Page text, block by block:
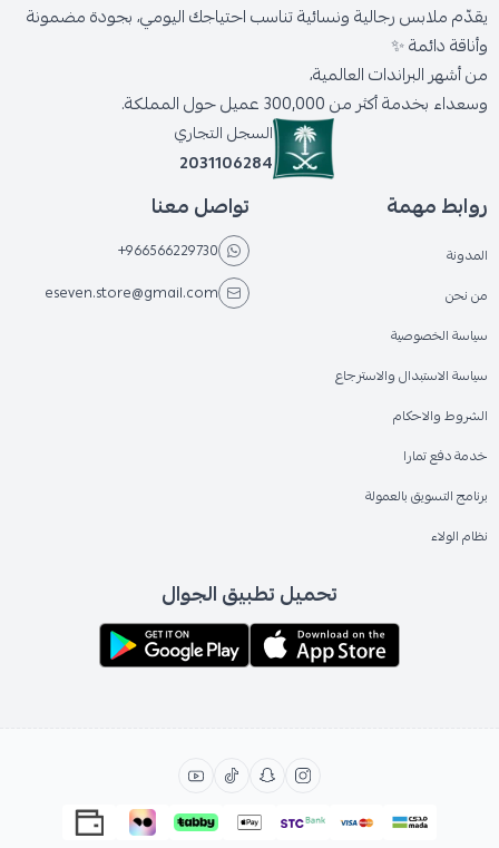
يقدّم ملابس رجالية ونسائية تناسب احتياجك اليومي، بجودة مضمونة
وأناقة دائمة ✨
من أشهر البراندات العالمية،
وسعداء بخدمة أكثر من 300,000 عميل حول المملكة.
السجل التجاري
2031106284
روابط مهمة
المدونة
من نحن
سياسة الخصوصية
سياسة الاستبدال والاسترجاع
الشروط والاحكام
خدمة دفع تمارا
برنامج التسويق بالعمولة
نظام الولاء
تواصل معنا
+966566229730
eseven.store@gmail.com
تحميل تطبيق الجوال